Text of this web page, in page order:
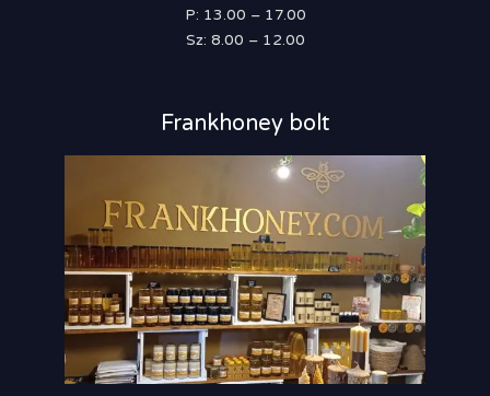
P: 13.00 – 17.00
Sz: 8.00 – 12.00
Frankhoney bolt